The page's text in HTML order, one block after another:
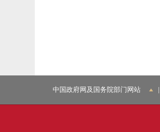
中国政府网及国务院部门网站